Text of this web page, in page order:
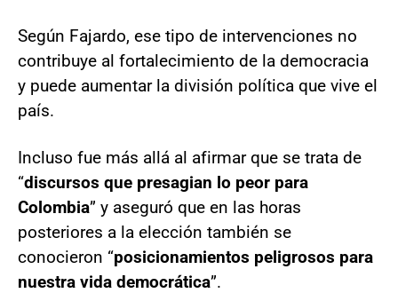
Según Fajardo, ese tipo de intervenciones no
contribuye al fortalecimiento de la democracia
y puede aumentar la división política que vive el
país.
Incluso fue más allá al afirmar que se trata de
“discursos que presagian lo peor para
Colombia” y aseguró que en las horas
posteriores a la elección también se
conocieron “posicionamientos peligrosos para
nuestra vida democrática”.